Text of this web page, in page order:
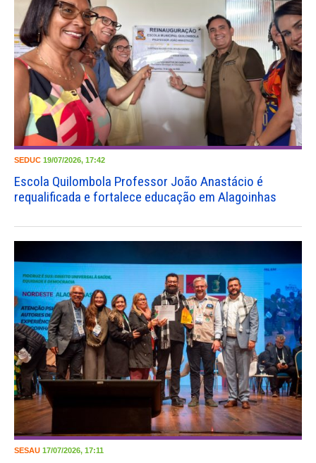
SEDUC 19/07/2026, 17:42
Escola Quilombola Professor João Anastácio é
requalificada e fortalece educação em Alagoinhas
SESAU 17/07/2026, 17:11